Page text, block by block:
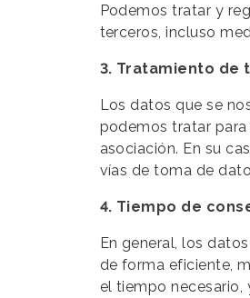
Podemos tratar y
terceros, incluso
3. Tratamiento de
Los datos que se
podemos tratar
asociación. En su
vías de toma de
4. Tiempo de
En general, los
de forma eficiente,
el tiempo